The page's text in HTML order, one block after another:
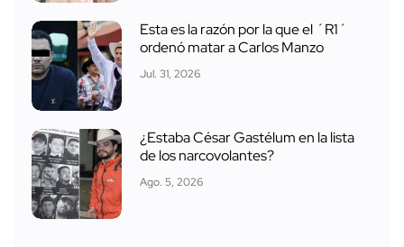
Esta es la razón por la que el ´R1´
ordenó matar a Carlos Manzo
Jul. 31, 2026
¿Estaba César Gastélum en la lista
de los narcovolantes?
Ago. 5, 2026